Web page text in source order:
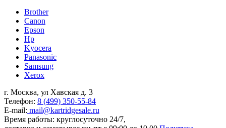
Brother
Canon
Epson
Hp
Kyocera
Panasonic
Samsung
Xerox
г. Москва, ул Хавская д. 3
Телефон: 8 (499) 350-55-84
E-mail: mail@kartridgesale.ru
Время работы: круглосуточно 24/7,